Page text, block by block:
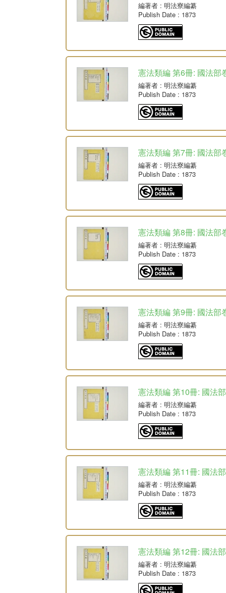
編著者 : 明法寮編纂
Publish Date : 1873
憲法類編 第6冊: 國法部
編著者 : 明法寮編纂
Publish Date : 1873
憲法類編 第7冊: 國法部
編著者 : 明法寮編纂
Publish Date : 1873
憲法類編 第8冊: 國法部
編著者 : 明法寮編纂
Publish Date : 1873
憲法類編 第9冊: 國法部
編著者 : 明法寮編纂
Publish Date : 1873
憲法類編 第10冊: 國法
編著者 : 明法寮編纂
Publish Date : 1873
憲法類編 第11冊: 國法
編著者 : 明法寮編纂
Publish Date : 1873
憲法類編 第12冊: 國法
編著者 : 明法寮編纂
Publish Date : 1873